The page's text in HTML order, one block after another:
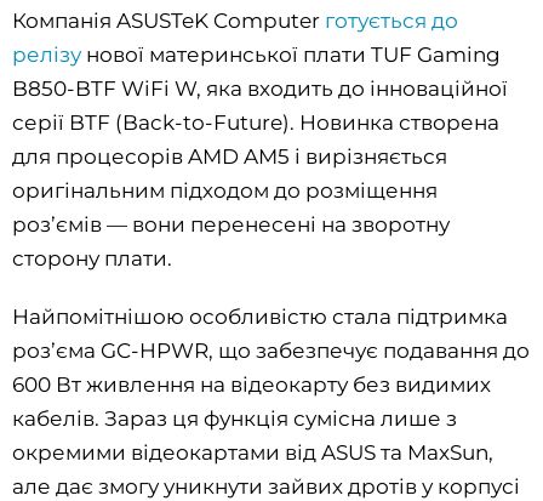
Компанія ASUSTeK Computer готується до
релізунової материнської плати TUF Gaming
B850-BTF WiFi W, яка входить до інноваційної
серії BTF (Back-to-Future). Новинка створена
для процесорів AMD AM5 і вирізняється
оригінальним підходом до розміщення
роз’ємів — вони перенесені на зворотну
сторону плати.
Найпомітнішою особливістю стала підтримка
роз’єма GC-HPWR, що забезпечує подавання до
600 Вт живлення на відеокарту без видимих
кабелів. Зараз ця функція сумісна лише з
окремими відеокартами від ASUS та MaxSun,
але дає змогу уникнути зайвих дротів у корпусі